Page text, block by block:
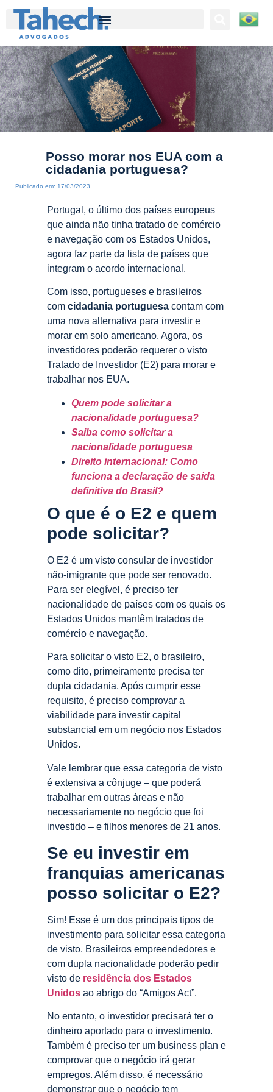
Posso morar nos EUA com a
cidadania portuguesa?
Publicado em: 17/03/2023
Portugal, o último dos países europeus
que ainda não tinha tratado de comércio
e navegação com os Estados Unidos,
agora faz parte da lista de países que
integram o acordo internacional.
Com isso, portugueses e brasileiros
com cidadania portuguesa contam com
uma nova alternativa para investir e
morar em solo americano. Agora, os
investidores poderão requerer o visto
Tratado de Investidor (E2) para morar e
trabalhar nos EUA.
Quem pode solicitar a
nacionalidade portuguesa?
Saiba como solicitar a
nacionalidade portuguesa
Direito internacional: Como
funciona a declaração de saída
definitiva do Brasil?
O que é o E2 e quem
pode solicitar?
O E2 é um visto consular de investidor
não-imigrante que pode ser renovado.
Para ser elegível, é preciso ter
nacionalidade de países com os quais os
Estados Unidos mantêm tratados de
comércio e navegação.
Para solicitar o visto E2, o brasileiro,
como dito, primeiramente precisa ter
dupla cidadania. Após cumprir esse
requisito, é preciso comprovar a
viabilidade para investir capital
substancial em um negócio nos Estados
Unidos.
Vale lembrar que essa categoria de visto
é extensiva a cônjuge – que poderá
trabalhar em outras áreas e não
necessariamente no negócio que foi
investido – e filhos menores de 21 anos.
Se eu investir em
franquias americanas
posso solicitar o E2?
Sim! Esse é um dos principais tipos de
investimento para solicitar essa categoria
de visto. Brasileiros empreendedores e
com dupla nacionalidade poderão pedir
visto de residência dos Estados
Unidos ao abrigo do “Amigos Act”.
No entanto, o investidor precisará ter o
dinheiro aportado para o investimento.
Também é preciso ter um business plan e
comprovar que o negócio irá gerar
empregos. Além disso, é necessário
demonstrar que o negócio tem